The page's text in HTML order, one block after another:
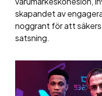
skapandet av
noggrant för att
satsning.